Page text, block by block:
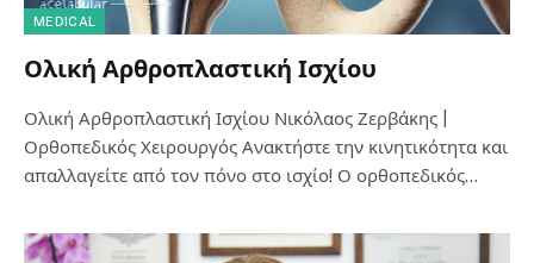
MEDICAL
Ολική Αρθροπλαστική Ισχίου
Ολική Αρθροπλαστική Ισχίου Νικόλαος Ζερβάκης |
Ορθοπεδικός Χειρουργός Ανακτήστε την κινητικότητα και
απαλλαγείτε από τον πόνο στο ισχίο! Ο ορθοπεδικός…